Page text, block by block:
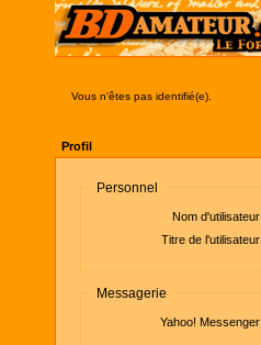
Vous n'êtes pas identifié(e).
Profil
Personnel
Nom d'utilisateur
Titre de l'utilisateur
Messagerie
Yahoo! Messenger